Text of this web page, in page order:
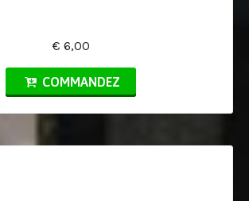
€ 6,00
COMMANDEZ